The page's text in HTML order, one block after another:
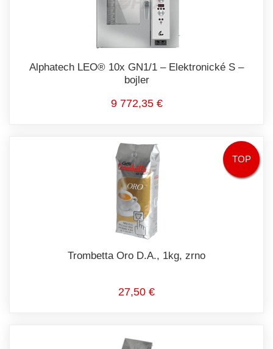
Alphatech LEO® 10x GN1/1 – Elektronické S –
bojler
9 772,35 €
TOP
Trombetta Oro D.A., 1kg, zrno
27,50 €